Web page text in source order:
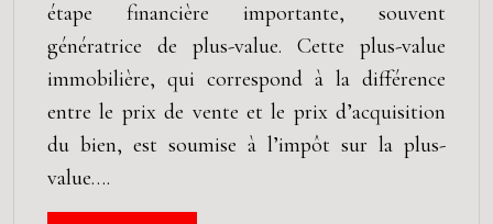
étape financière importante, souvent
génératrice de plus-value. Cette plus-value
immobilière, qui correspond à la différence
entre le prix de vente et le prix d’acquisition
du bien, est soumise à l’impôt sur la plus-
value….